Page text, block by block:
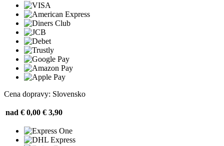
Cena dopravy: Slovensko
nad € 0,00 € 3,90